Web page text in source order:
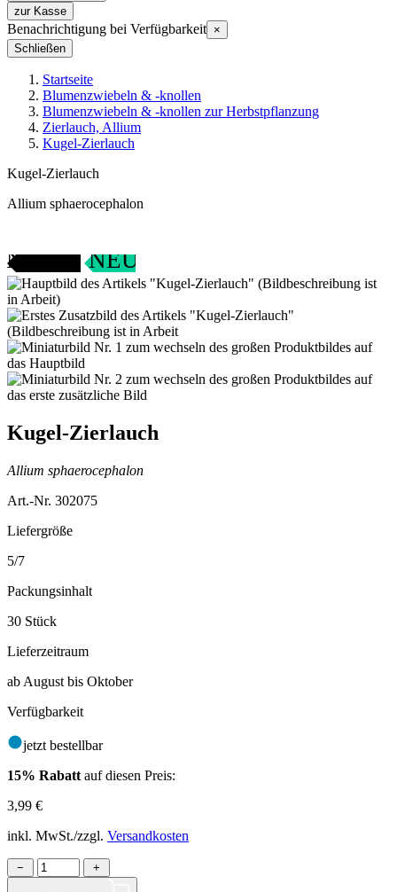
zur Kasse
Benachrichtigung bei Verfügbarkeit ×
Schließen
Startseite
Blumenzwiebeln & -knollen
Blumenzwiebeln & -knollen zur Herbstpflanzung
Zierlauch, Allium
Kugel-Zierlauch
Kugel-Zierlauch
Allium sphaerocephalon
NEU
Kugel-Zierlauch
Allium sphaerocephalon
Art.-Nr. 302075
Liefergröße
5/7
Packungsinhalt
30 Stück
Lieferzeitraum
ab August bis Oktober
Verfügbarkeit
jetzt bestellbar
15% Rabatt auf diesen Preis:
3,99 €
inkl. MwSt./zzgl. Versandkosten
− +